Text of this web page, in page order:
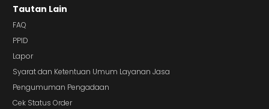
Tautan Lain
FAQ
PPID
Lapor
Syarat dan Ketentuan Umum Layanan Jasa
Pengumuman Pengadaan
Cek Status Order